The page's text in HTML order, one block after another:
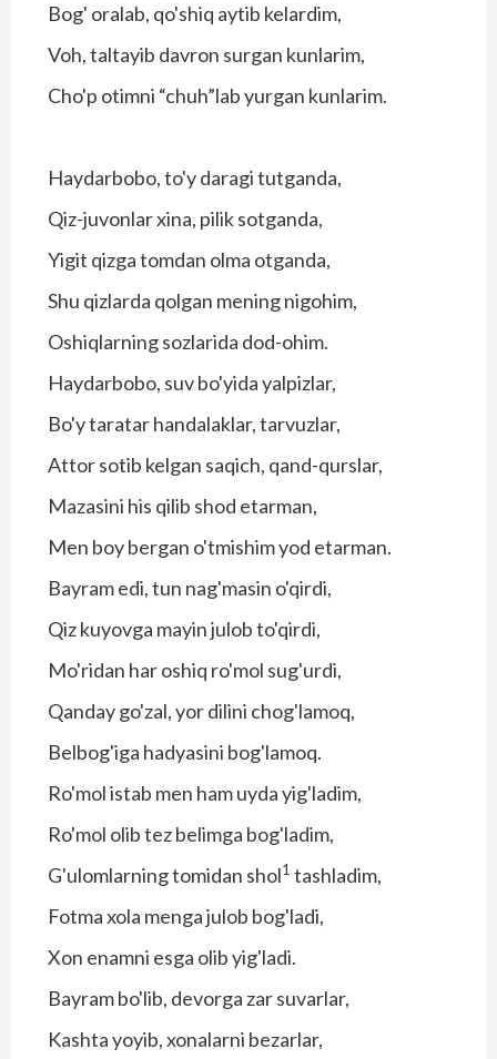
Bog' oralab, qo'shiq aytib kelardim,
Voh, taltayib davron surgan kunlarim,
Cho'p otimni “chuh”lab yurgan kunlarim.
Haydarbobo, to'y daragi tutganda,
Qiz-juvonlar xina, pilik sotganda,
Yigit qizga tomdan olma otganda,
Shu qizlarda qolgan mening nigohim,
Oshiqlarning sozlarida dod-ohim.
Haydarbobo, suv bo'yida yalpizlar,
Bo'y taratar handalaklar, tarvuzlar,
Attor sotib kelgan saqich, qand-qurslar,
Mazasini his qilib shod etarman,
Men boy bergan o'tmishim yod etarman.
Bayram edi, tun nag'masin o'qirdi,
Qiz kuyovga mayin julob to'qirdi,
Mo'ridan har oshiq ro'mol sug'urdi,
Qanday go'zal, yor dilini chog'lamoq,
Belbog'iga hadyasini bog'lamoq.
Ro'mol istab men ham uyda yig'ladim,
Ro'mol olib tez belimga bog'ladim,
G'ulomlarning tomidan shol1 tashladim,
Fotma xola menga julob bog'ladi,
Xon enamni esga olib yig'ladi.
Bayram bo'lib, devorga zar suvarlar,
Kashta yoyib, xonalarni bezarlar,